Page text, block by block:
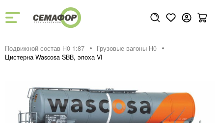
Подвижной состав H0 1:87
Грузовые вагоны H0
Цистерна Wascosa SBB, эпоха VI